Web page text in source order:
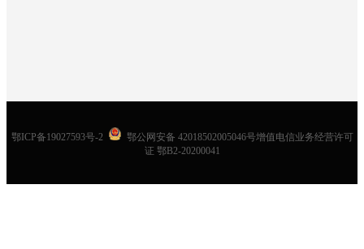
鄂ICP备19027593号-2
鄂公网安备 42018502005046号增值电信业务经营许可
证 鄂B2-20200041